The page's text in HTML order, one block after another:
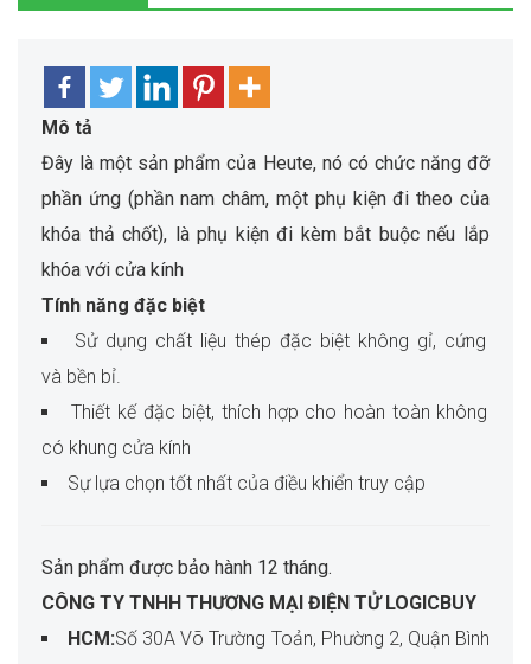
Mô tả
Đây là một sản phẩm của Heute, nó có chức năng đỡ
phần ứng (phần nam châm, một phụ kiện đi theo của
khóa thả chốt), là phụ kiện đi kèm bắt buộc nếu lắp
khóa với cửa kính
Tính năng đặc biệt
Sử dụng chất liệu thép đặc biệt không gỉ, cứng
và bền bỉ.
Thiết kế đặc biệt, thích hợp cho hoàn toàn không
có khung cửa kính
Sự lựa chọn tốt nhất của điều khiển truy cập
Sản phẩm được bảo hành 12 tháng.
CÔNG TY TNHH THƯƠNG MẠI ĐIỆN TỬ LOGICBUY
HCM:Số 30A Võ Trường Toản, Phường 2, Quận Bình